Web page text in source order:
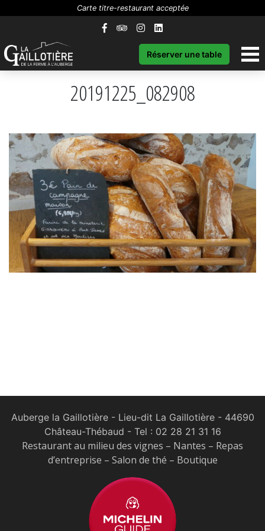
Carte titre-restaurant acceptée
Réserver une table
20191225_082908
Auberge la Gaillotière - Lieu-dit La Gaillotière - 44690
Château-Thébaud - Tel : 02 28 21 31 16
Restaurant au milieu des vignes – Nantes – Repas
d’entreprise – Salon de thé – Boutique